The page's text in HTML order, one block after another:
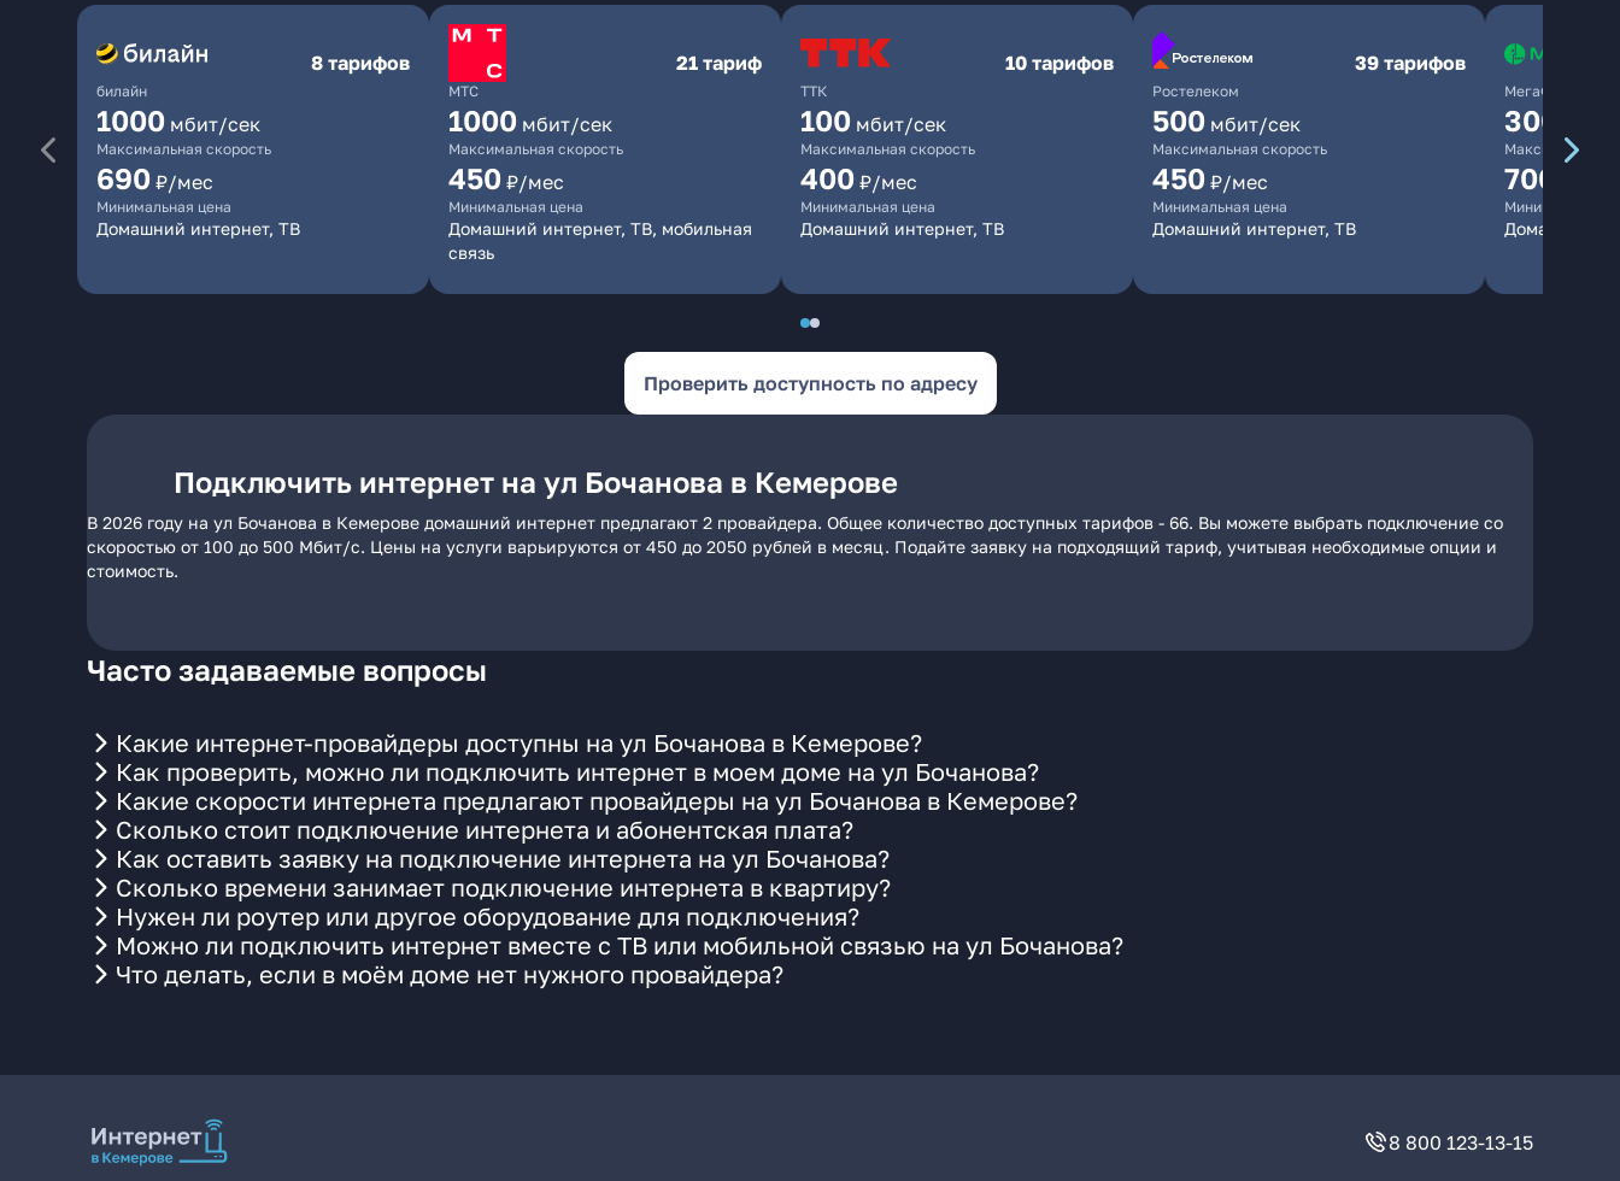
билайн
8 тарифов
1000 мбит/сек
Максимальная скорость
690 ₽/мес
Минимальная цена
Домашний интернет, ТВ
МТС
21 тариф
1000 мбит/сек
Максимальная скорость
450 ₽/мес
Минимальная цена
Домашний интернет, ТВ, мобильная
связь
ТТК
10 тарифов
100 мбит/сек
Максимальная скорость
400 ₽/мес
Минимальная цена
Домашний интернет, ТВ
Ростелеком
39 тарифов
500 мбит/сек
Максимальная скорость
450 ₽/мес
Минимальная цена
Домашний интернет, ТВ
МегаФон
300
Максимальная
700
Минимальная
Домашний
Проверить доступность по адресу
Подключить интернет на ул Бочанова в Кемерове
В 2026 году на ул Бочанова в Кемерове домашний интернет предлагают 2 провайдера. Общее количество доступных тарифов - 66. Вы можете выбрать подключение со
скоростью от 100 до 500 Мбит/с. Цены на услуги варьируются от 450 до 2050 рублей в месяц. Подайте заявку на подходящий тариф, учитывая необходимые опции и
стоимость.
Часто задаваемые вопросы
Какие интернет-провайдеры доступны на ул Бочанова в Кемерове?
Как проверить, можно ли подключить интернет в моем доме на ул Бочанова?
Какие скорости интернета предлагают провайдеры на ул Бочанова в Кемерове?
Сколько стоит подключение интернета и абонентская плата?
Как оставить заявку на подключение интернета на ул Бочанова?
Сколько времени занимает подключение интернета в квартиру?
Нужен ли роутер или другое оборудование для подключения?
Можно ли подключить интернет вместе с ТВ или мобильной связью на ул Бочанова?
Что делать, если в моём доме нет нужного провайдера?
8 800 123-13-15